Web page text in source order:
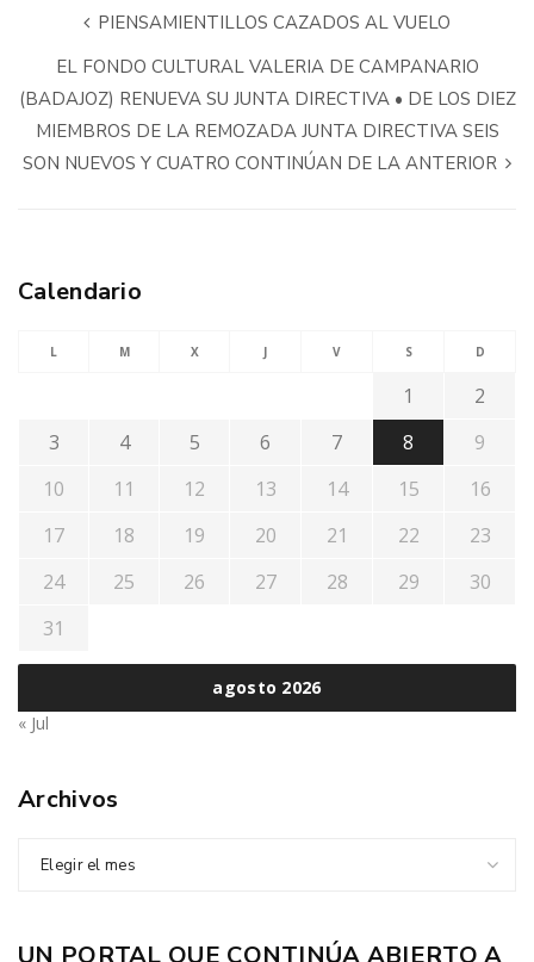
PIENSAMIENTILLOS CAZADOS AL VUELO
EL FONDO CULTURAL VALERIA DE CAMPANARIO
(BADAJOZ) RENUEVA SU JUNTA DIRECTIVA • DE LOS DIEZ
MIEMBROS DE LA REMOZADA JUNTA DIRECTIVA SEIS
SON NUEVOS Y CUATRO CONTINÚAN DE LA ANTERIOR
Calendario
agosto 2026
L M X J V S D
1
2
3
4 5 6 7 8
9
10
11 12 13 14 15
16
17
18 19 20 21 22
23
24
25 26 27 28 29
30
31
« Jul
Archivos
Elegir el mes
UN PORTAL QUE CONTINÚA ABIERTO A